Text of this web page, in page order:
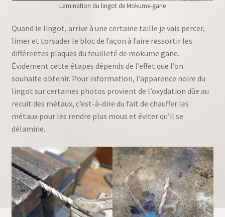
Lamination du lingot de Mokume-gane
Quand le lingot, arrive à une certaine taille je vais percer,
limer et torsader le bloc de façon à faire ressortir les
différentes plaques du feuilleté de mokume gane.
Évidement cette étapes dépends de l’effet que l’on
souhaite obtenir. Pour information, l’apparence noire du
lingot sur certaines photos provient de l’oxydation dûe au
recuit des métaux, c’est-à-dire du fait de chauffer les
métaux pour les rendre plus mous et éviter qu’il se
délamine.